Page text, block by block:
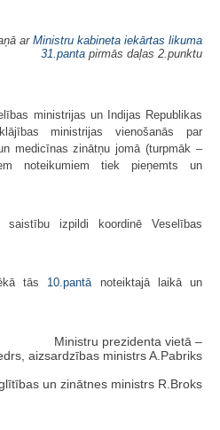
ar Ministru kabineta iekārtas likuma
31.panta pirmās daļas 2.punktu
ministrijas un Indijas Republikas
ministrijas vienošanās par
medicīnas zinātņu jomā (turpmāk –
noteikumiem tiek pieņemts un
saistību izpildi koordinē Veselības
tās 10.pantā noteiktajā laikā un
Ministru prezidenta vietā –
aizsardzības ministrs A.Pabriks
un zinātnes ministrs R.Broks